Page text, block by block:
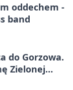
oddechem -
band
do Gorzowa.
Zielonej